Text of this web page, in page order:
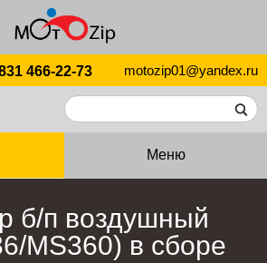
466-22-73 motozip01@yandex.ru
Меню
б/п воздушный
MS360) в сборе